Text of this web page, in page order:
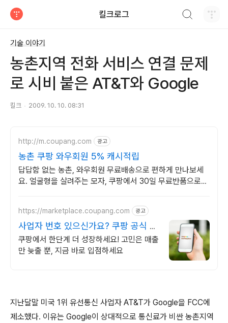
킬크로그
기술 이야기
농촌지역 전화 서비스 연결 문제
로 시비 붙은 AT&T와 Google
킬크 2009. 10. 10. 08:31
http://m.coupang.com 광고
농촌 쿠팡 와우회원 5% 캐시적립
답답함 없는 농촌, 와우회원 무료배송으로 편하게 만나보세
요. 얼굴형을 살려주는 모자, 쿠팡에서 30일 무료반품으로
https://marketplace.coupang.com 광고
사업자 번호 있으신가요? 쿠팡 공식 입
점사이트
쿠팡에서 한단계 더 성장하세요! 고민은 매출
만 늦출 뿐, 지금 바로 입점하세요
지난달말 미국 1위 유선통신 사업자 AT&T가 Google을 FCC에
제소했다. 이유는 Google이 상대적으로 통신료가 비싼 농촌지역